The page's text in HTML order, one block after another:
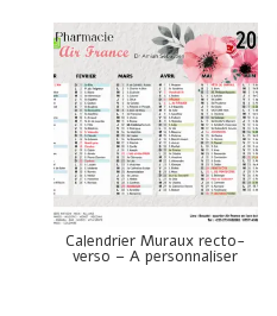
Calendrier Muraux recto-
verso – A personnaliser